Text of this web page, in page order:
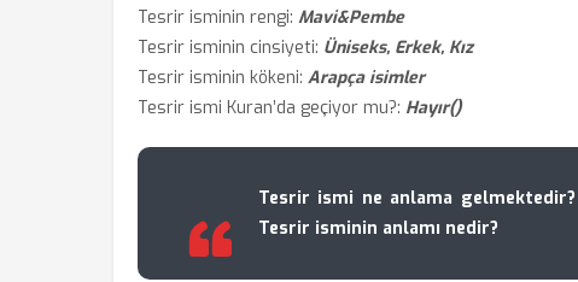
Tesrir isminin rengi: Mavi&Pembe
Tesrir isminin cinsiyeti: Üniseks, Erkek, Kız
Tesrir isminin kökeni: Arapça isimler
Tesrir ismi Kuran’da geçiyor mu?: Hayır()
Tesrir ismi ne anlama
Tesrir isminin anlamı nedir?